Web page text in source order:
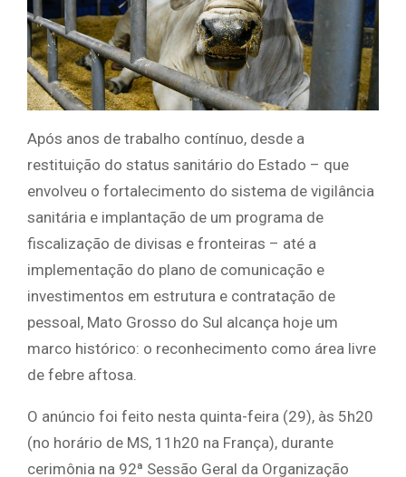
Após anos de trabalho contínuo, desde a
restituição do status sanitário do Estado – que
envolveu o fortalecimento do sistema de vigilância
sanitária e implantação de um programa de
fiscalização de divisas e fronteiras – até a
implementação do plano de comunicação e
investimentos em estrutura e contratação de
pessoal, Mato Grosso do Sul alcança hoje um
marco histórico: o reconhecimento como área livre
de febre aftosa.
O anúncio foi feito nesta quinta-feira (29), às 5h20
(no horário de MS, 11h20 na França), durante
cerimônia na 92ª Sessão Geral da Organização